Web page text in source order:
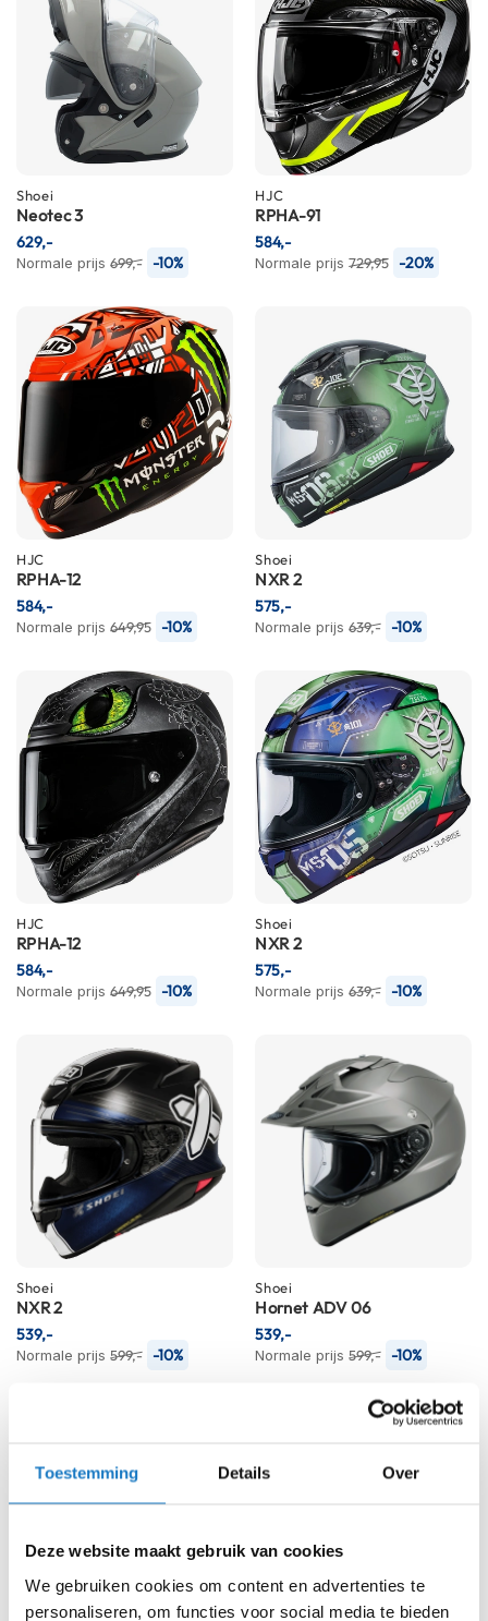
Toestemming Details Over
Deze website maakt gebruik van cookies
We gebruiken cookies om content en advertenties te
personaliseren, om functies voor social media te bieden
e
m
o
t
l
m
e
l
i
p
a
c
k
h
e
n
H
e
e
n
m
t
o
r
h
e
D
e
s
m
o
r
h
e
K
i
d
r
m
Shoei
Neotec 3
Normale prijs 699,- -10%
629,-
HJC
RPHA-91
Normale prijs 729,95 -20%
584,-
HJC
RPHA-12
Normale prijs 649,95 -10%
584,-
Shoei
NXR 2
Normale prijs 639,- -10%
575,-
HJC
RPHA-12
Normale prijs 649,95 -10%
584,-
Shoei
NXR 2
Normale prijs 639,- -10%
575,-
Shoei
NXR 2
Normale prijs 599,- -10%
539,-
Shoei
Hornet ADV 06
Normale prijs 599,- -10%
539,-